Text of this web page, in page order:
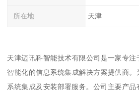
所在地 天津
天津迈讯科智能技术有限公司是一家专注
智能化的信息系统集成解决方案提供商。
系统集成及安装部署服务。公司主要产品